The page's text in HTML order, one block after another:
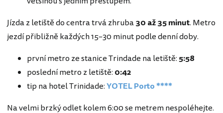
Jízda z letiště do centra trvá zhruba30 až 35 minut. Metro
jezdí přibližně každých 15–30 minut podle denní doby.
první metro ze stanice Trindade na letiště:5:58
poslední metro z letiště: 0:42
tip na hotel Trinidade:YOTEL Porto ****
Na velmi brzký odlet kolem 6:00 se metrem nespoléhejte.